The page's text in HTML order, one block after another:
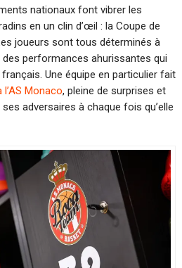
nationaux font vibrer les
en un clin d’œil : la Coupe de
joueurs sont tous déterminés à
performances ahurissantes qui
Une équipe en particulier fait
l’AS Monaco, pleine de surprises et
adversaires à chaque fois qu’elle